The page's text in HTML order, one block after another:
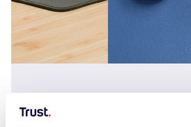
Mäuse